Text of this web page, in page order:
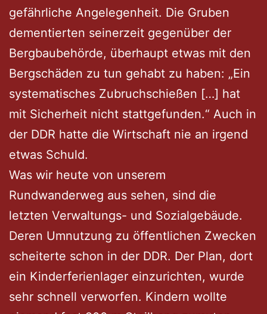
gefährliche Angelegenheit. Die Gruben
dementierten seinerzeit gegenüber der
Bergbaubehörde, überhaupt etwas mit den
Bergschäden zu tun gehabt zu haben: „Ein
systematisches Zubruchschießen […] hat
mit Sicherheit nicht stattgefunden.“ Auch in
der DDR hatte die Wirtschaft nie an irgend
etwas Schuld.
Was wir heute von unserem
Rundwanderweg aus sehen, sind die
letzten Verwaltungs- und Sozialgebäude.
Deren Umnutzung zu öffentlichen Zwecken
scheiterte schon in der DDR. Der Plan, dort
ein Kinderferienlager einzurichten, wurde
sehr schnell verworfen. Kindern wollte